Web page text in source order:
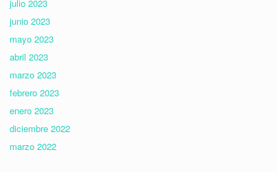
julio 2023
junio 2023
mayo 2023
abril 2023
marzo 2023
febrero 2023
enero 2023
diciembre 2022
marzo 2022